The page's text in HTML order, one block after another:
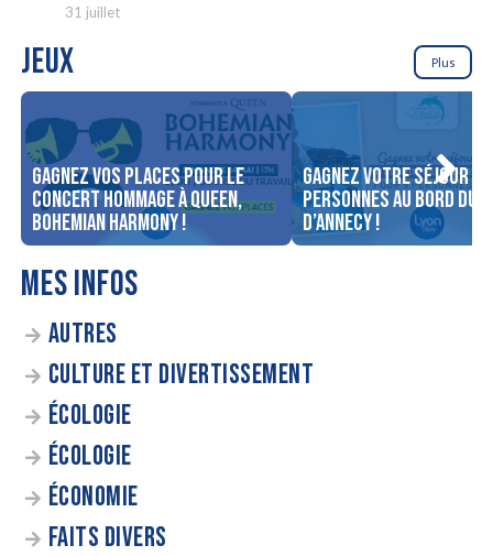
31 juillet
JEUX Plus
Gagnez vos places pour le
concert Hommage à Queen,
Bohemian Harmony !
Gagnez votre séjour
personnes au bord du
d’Annecy !
MES INFOS
AUTRES
CULTURE ET DIVERTISSEMENT
ÉCOLOGIE
ÉCOLOGIE
ÉCONOMIE
FAITS DIVERS